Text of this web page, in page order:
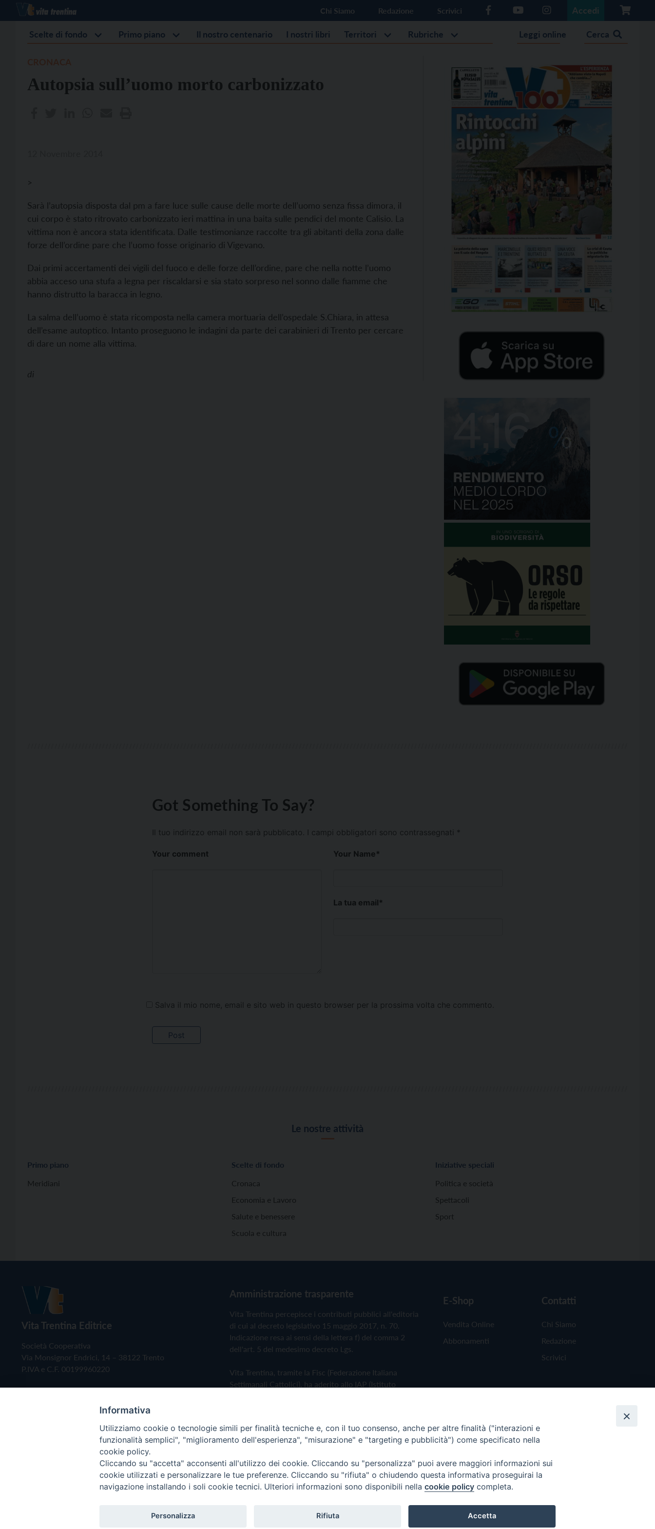
Chi Siamo Redazione Scrivici Accedi
Scelte di fondo Primo piano Il nostro centenario I nostri libri Territori Rubriche Leggi online Cerca
Autopsia sull’uomo morto carbonizzato
>
Sarà l’autopsia disposta dal pm a fare luce sulle cause delle morte dell’uomo senza fissa dimora, il
cui corpo è stato ritrovato carbonizzato ieri mattina in una baita sulle pendici del monte Calisio. La
vittima non è ancora stata identificata. Dalle testimonianze raccolte tra gli abitanti della zona dalle
forze dell’ordine pare che l’uomo fosse originario di Vigevano.
Dai primi accertamenti dei vigili del fuoco e delle forze dell’ordine, pare che nella notte l’uomo
abbia acceso una stufa a legna per riscaldarsi e sia stato sorpreso nel sonno dalle fiamme che
hanno distrutto la baracca in legno.
La salma dell’uomo è stata ricomposta nella camera mortuaria dell’ospedale S.Chiara, in attesa
dell’esame autoptico. Intanto proseguono le indagini da parte dei carabinieri di Trento per cercare
di dare un nome alla vittima.
di
Got Something To Say?
Il tuo indirizzo email non sarà pubblicato. I campi obbligatori sono contrassegnati *
Your comment Your Name*
La tua email*
Salva il mio nome, email e sito web in questo browser per la prossima volta che commento.
Le nostre attività
Primo piano
Meridiani
Scelte di fondo
Cronaca
Economia e Lavoro
Salute e benessere
Scuola e cultura
Iniziative speciali
Politica e società
Spettacoli
Sport
Vita Trentina Editrice
Società Cooperativa
Via Monsignor Endrici, 14 – 38122 Trento
P.IVA e C.F. 00199960220
Amministrazione trasparente
Vita Trentina percepisce i contributi pubblici all'editoria
di cui al decreto legislativo 15 maggio 2017, n. 70.
Indicazione resa ai sensi della lettera f) del comma 2
dell'art. 5 del medesimo decreto Lgs.
Vita Trentina, tramite la Fisc (Federazione Italiana
Settimanali Cattolici), ha aderito allo IAP (Istituto
Privacy Policy Cookie Policy
E-Shop
Vendita Online
Abbonamenti
Contatti
Chi Siamo
Redazione
Scrivici
Copyright © 2019 - Tutti i diritti riservati - Vita Trentina Editrice
Informativa
Utilizziamo cookie o tecnologie simili per finalità tecniche e, con il tuo consenso, anche per altre finalità ("interazioni e
funzionalità semplici", "miglioramento dell'esperienza", "misurazione" e "targeting e pubblicità") come specificato nella
cookie policy.
Cliccando su "accetta" acconsenti all'utilizzo dei cookie. Cliccando su "personalizza" puoi avere maggiori informazioni sui
cookie utilizzati e personalizzare le tue preferenze. Cliccando su "rifiuta" o chiudendo questa informativa proseguirai la
navigazione installando i soli cookie tecnici. Ulteriori informazioni sono disponibili nella cookie policy completa.
Personalizza Rifiuta Accetta